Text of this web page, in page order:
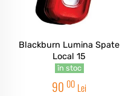
Blackburn Lumina Spate
Local 15
în stoc
90 00 Lei